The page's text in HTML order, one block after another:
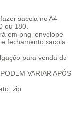
sacola no A4
ou 180.
em png, envelope
fechamento sacola.
para venda do
VARIAR APÓS
.zip